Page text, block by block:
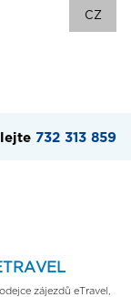
CZ
732 313 859
zájezdů eTravel,